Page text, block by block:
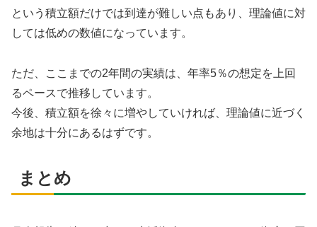
という積立額だけでは到達が難しい点もあり、理論値に対
しては低めの数値になっています。
ただ、ここまでの2年間の実績は、年率5％の想定を上回
るペースで推移しています。
今後、積立額を徐々に増やしていければ、理論値に近づく
余地は十分にあるはずです。
まとめ